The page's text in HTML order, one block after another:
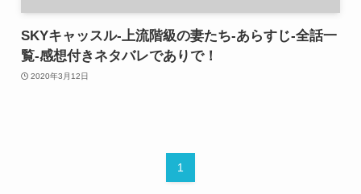
SKYキャッスル-上流階級の妻たち-あらすじ-全話一
覧-感想付きネタバレでありで！
2020年3月12日
1